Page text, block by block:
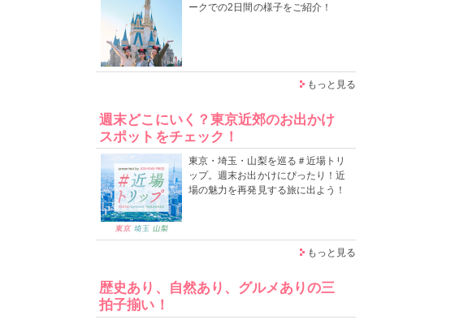
ークでの2日間の様子をご紹介！
もっと見る
週末どこにいく？東京近郊のお出かけ
スポットをチェック！
東京・埼玉・山梨を巡る＃近場トリ
ップ。週末お出かけにぴったり！近
場の魅力を再発見する旅に出よう！
もっと見る
歴史あり、自然あり、グルメありの三
拍子揃い！